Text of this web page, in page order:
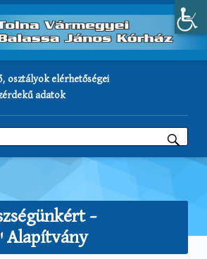
osztályok elérhetőségei
adatok
–
Alapítvány